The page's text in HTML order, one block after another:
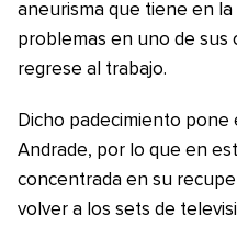
aneurisma que tiene en
problemas en uno de sus
regrese al trabajo.
Dicho padecimiento pone
Andrade, por lo que en
concentrada en su
volver a los sets de